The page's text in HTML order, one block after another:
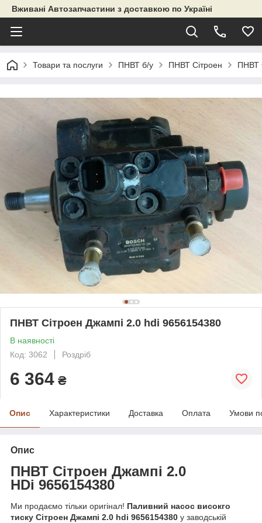
Вживані Автозапчастини з доставкою по Україні
Товари та послуги ПНВТ б/у ПНВТ Сітроен ПНВТ
ПНВТ Сітроен Джампі 2.0 hdi 9656154380
В наявності
Код: 3062
Роздріб
6 364 ₴
Опис Характеристики Доставка Оплата Умови
Опис
ПНВТ Сітроен Джампі 2.0
HDi 9656154380
Ми продаємо тільки оригінал! Паливний насос високго
тиску Сітроен Джампі 2.0 hdi 9656154380 у заводській